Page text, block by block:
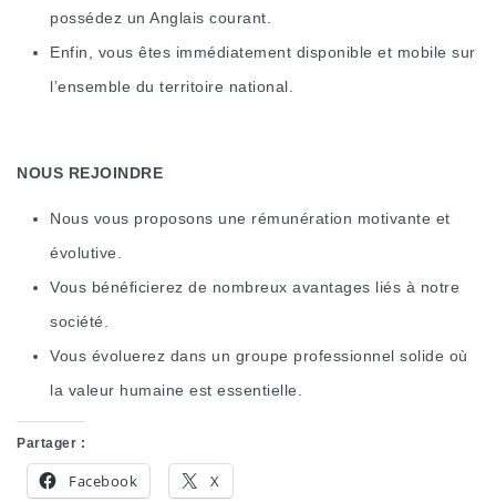
possédez un Anglais courant.
Enfin, vous êtes immédiatement disponible et mobile sur
l’ensemble du territoire national.
NOUS REJOINDRE
Nous vous proposons une rémunération motivante et
évolutive.
Vous bénéficierez de nombreux avantages liés à notre
société.
Vous évoluerez dans un groupe professionnel solide où
la valeur humaine est essentielle.
Partager :
Facebook X